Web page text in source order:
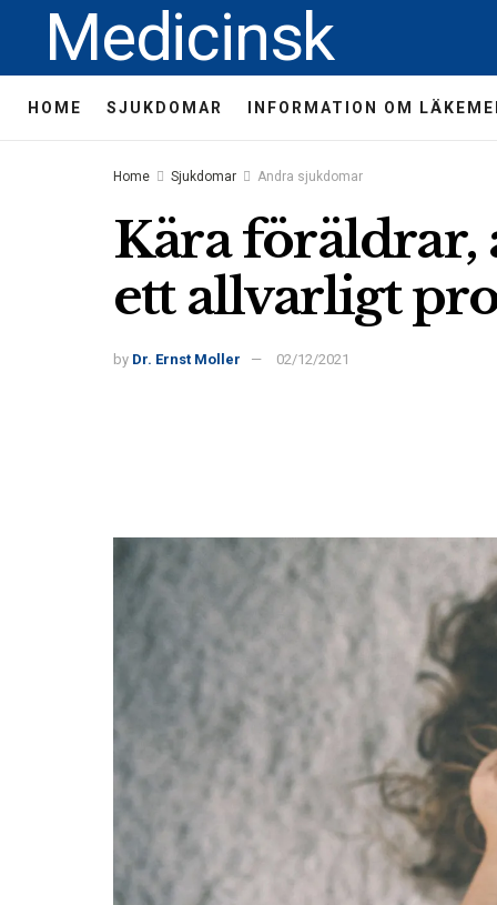
Medicinsk
HOME SJUKDOMAR INFORMATION OM
Home Sjukdomar Andra sjukdomar
Kära föräldrar,
ett allvarligt
by Dr. Ernst Moller 02/12/2021